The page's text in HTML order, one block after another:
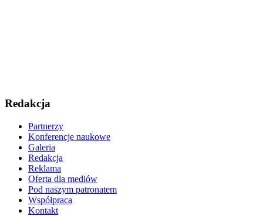
Redakcja
Partnerzy
Konferencje naukowe
Galeria
Redakcja
Reklama
Oferta dla mediów
Pod naszym patronatem
Współpraca
Kontakt